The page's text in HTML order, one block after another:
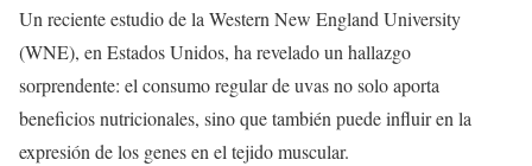
Un reciente estudio de la Western New England University
(WNE), en Estados Unidos, ha revelado un hallazgo
sorprendente: el consumo regular de uvas no solo aporta
beneficios nutricionales, sino que también puede influir en la
expresión de los genes en el tejido muscular.